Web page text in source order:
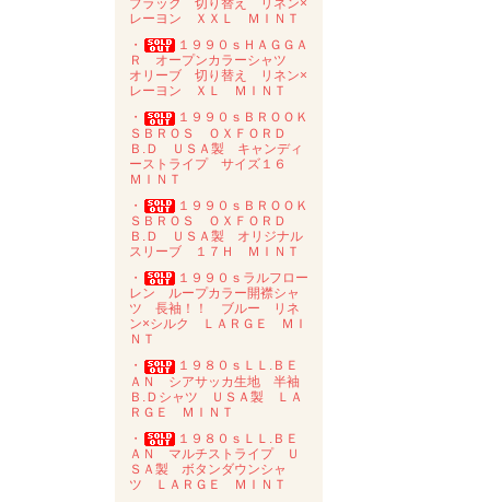
ブラック 切り替え リネン×
レーヨン ＸＸＬ ＭＩＮＴ
・
１９９０ｓＨＡＧＧＡ
Ｒ オープンカラーシャツ
オリーブ 切り替え リネン×
レーヨン ＸＬ ＭＩＮＴ
・
１９９０ｓＢＲＯＯＫ
ＳＢＲＯＳ ＯＸＦＯＲＤ
Ｂ.Ｄ ＵＳＡ製 キャンディ
ーストライプ サイズ１６
ＭＩＮＴ
・
１９９０ｓＢＲＯＯＫ
ＳＢＲＯＳ ＯＸＦＯＲＤ
Ｂ.Ｄ ＵＳＡ製 オリジナル
スリーブ １７Ｈ ＭＩＮＴ
・
１９９０ｓラルフロー
レン ループカラー開襟シャ
ツ 長袖！！ ブルー リネ
ン×シルク ＬＡＲＧＥ ＭＩ
ＮＴ
・
１９８０ｓＬＬ.ＢＥ
ＡＮ シアサッカ生地 半袖
Ｂ.Ｄシャツ ＵＳＡ製 ＬＡ
ＲＧＥ ＭＩＮＴ
・
１９８０ｓＬＬ.ＢＥ
ＡＮ マルチストライプ Ｕ
ＳＡ製 ボタンダウンシャ
ツ ＬＡＲＧＥ ＭＩＮＴ